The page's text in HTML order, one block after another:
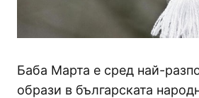
Баба Марта е сред най-
образи в българската